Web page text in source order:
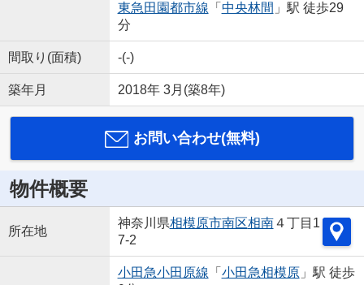
東急田園都市線 「 中央林間 」駅 徒歩29
分
間取り(面積) -(-)
築年月 2018年 3月(築8年)
お問い合わせ(無料)
物件概要
所在地
神奈川県相模原市南区相南４丁目1
7-2
小田急小田原線 「 小田急相模原 」駅 徒歩